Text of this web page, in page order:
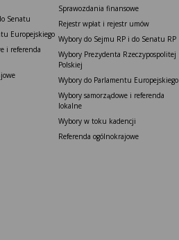
Senatu
Europejskiego
i referenda
Sprawozdania finansowe
Rejestr wpłat i rejestr umów
Wybory do Sejmu RP i do Senatu RP
Wybory Prezydenta Rzeczypospolitej
Polskiej
Wybory do Parlamentu Europejskiego
Wybory samorządowe i referenda
lokalne
Wybory w toku kadencji
Referenda ogólnokrajowe